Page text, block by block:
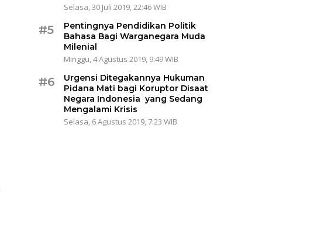
Selasa, 30 Juli 2019, 22:46 WIB
#5
Pentingnya Pendidikan Politik
Bahasa Bagi Warganegara Muda
Milenial
Minggu, 4 Agustus 2019, 9:49 WIB
#6
Urgensi Ditegakannya Hukuman
Pidana Mati bagi Koruptor Disaat
Negara Indonesia yang Sedang
Mengalami Krisis
Selasa, 6 Agustus 2019, 7:23 WIB